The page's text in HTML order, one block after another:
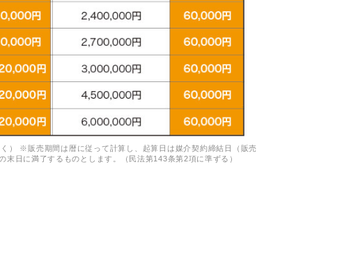
） ※販売期間は暦に従って計算し、起算日は媒介契約締結日（販売
日に満了するものとします。（民法第143条第2項に準ずる）